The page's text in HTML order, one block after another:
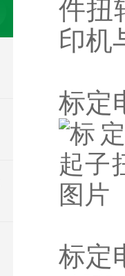
件扭
印机
标定
标定